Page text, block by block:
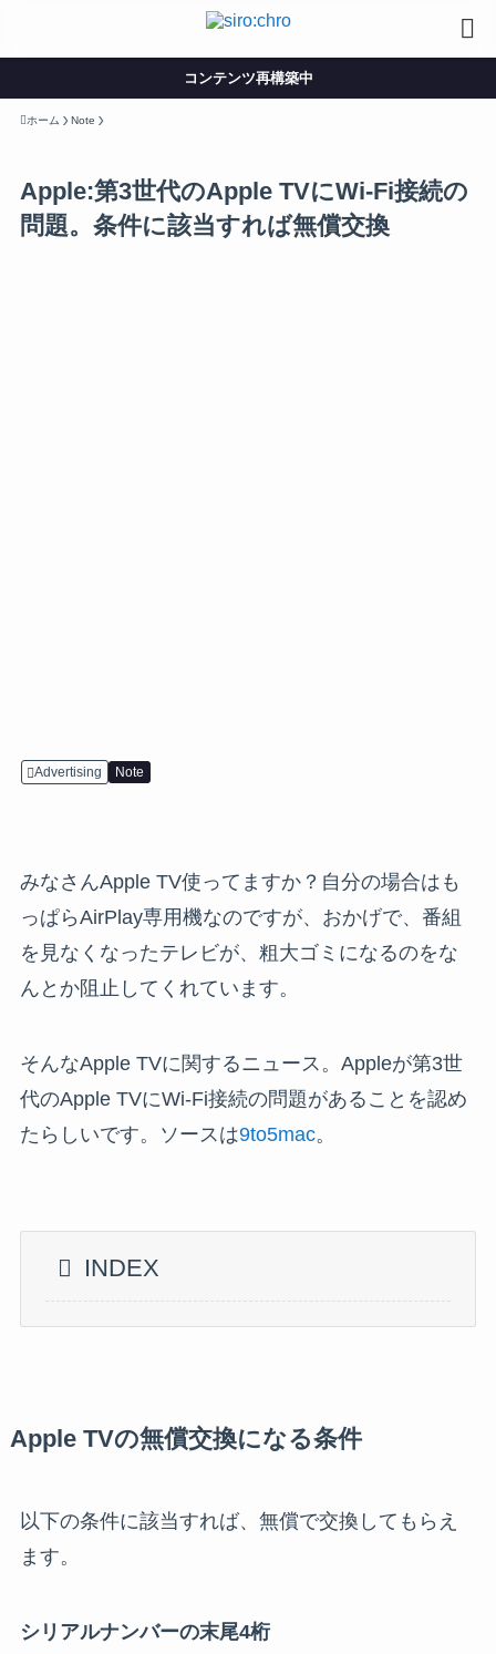
コンテンツ再構築中
ホーム Note
Apple:第3世代のApple TVにWi-Fi接続の
問題。条件に該当すれば無償交換
Advertising Note
みなさんApple TV使ってますか？自分の場合はも
っぱらAirPlay専用機なのですが、おかげで、番組
を見なくなったテレビが、粗大ゴミになるのをな
んとか阻止してくれています。
そんなApple TVに関するニュース。Appleが第3世
代のApple TVにWi-Fi接続の問題があることを認め
たらしいです。ソースは9to5mac。
INDEX
Apple TVの無償交換になる条件
以下の条件に該当すれば、無償で交換してもらえ
ます。
シリアルナンバーの末尾4桁